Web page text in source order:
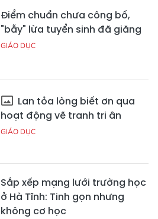
Điểm chuẩn chưa công bố,
"bẫy" lừa tuyển sinh đã giăng
GIÁO DỤC
Lan tỏa lòng biết ơn qua
hoạt động vẽ tranh tri ân
GIÁO DỤC
Sắp xếp mạng lưới trường học
ở Hà Tĩnh: Tinh gọn nhưng
không cơ học